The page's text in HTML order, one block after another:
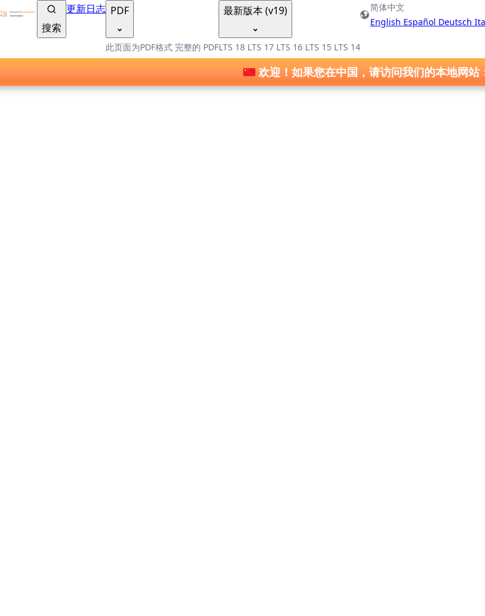
TSplus 文档 ®
搜索
更新日志 PDF
此页面为PDF格式 完整的 PDF
最新版本 (v19)
LTS 18 LTS 17 LTS 16 LTS 15 LTS 14
简体中文
English Español Deutsch
欢迎！如果您在中国，请访问我们的本地网站